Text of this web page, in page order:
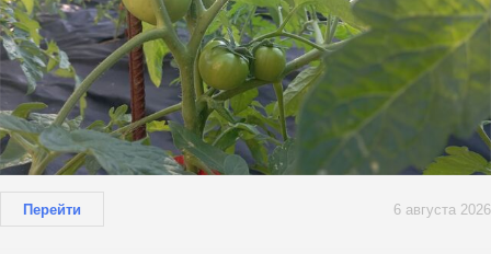
Перейти 6 августа 2026